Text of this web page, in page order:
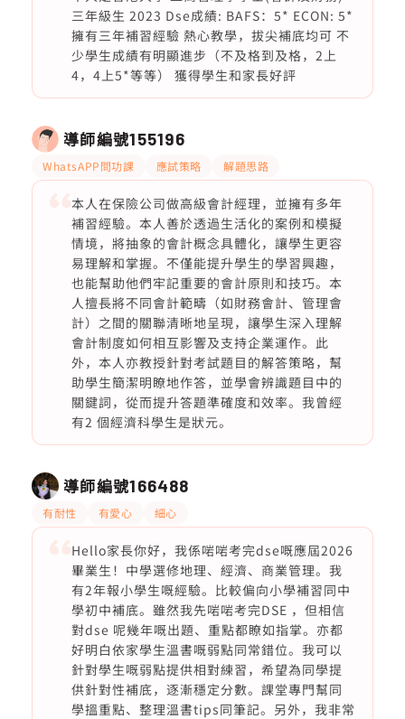
三年級生 2023 Dse成績: BAFS：5* ECON: 5*
擁有三年補習經驗 熱心教學，拔尖補底均可 不
少學生成績有明顯進步（不及格到及格，2上
4，4上5*等等） 獲得學生和家長好評
導師編號155196
WhatsAPP問功課 應試策略 解題思路
本人在保險公司做高級會計經理，並擁有多年
補習經驗。本人善於透過生活化的案例和模擬
情境，將抽象的會計概念具體化，讓學生更容
易理解和掌握。不僅能提升學生的學習興趣，
也能幫助他們牢記重要的會計原則和技巧。本
人擅長將不同會計範疇（如財務會計、管理會
計）之間的關聯清晰地呈現，讓學生深入理解
會計制度如何相互影響及支持企業運作。此
外，本人亦教授針對考試題目的解答策略，幫
助學生簡潔明瞭地作答，並學會辨識題目中的
關鍵詞，從而提升答題準確度和效率。我曾經
有2 個經濟科學生是狀元。
導師編號166488
有耐性 有愛心 細心
Hello家長你好，我係啱啱考完dse嘅應屆2026
畢業生！中學選修地理、經濟、商業管理。我
有2年報小學生嘅經驗。比較偏向小學補習同中
學初中補底。雖然我先啱啱考完DSE ，但相信
對dse 呢幾年嘅出題、重點都瞭如指掌。亦都
好明白依家學生溫書嘅弱點同常錯位。我可以
針對學生嘅弱點提供相對練習，希望為同學提
供針對性補底，逐漸穩定分數。課堂專門幫同
學搵重點、整理溫書tips同筆記。另外，我非常